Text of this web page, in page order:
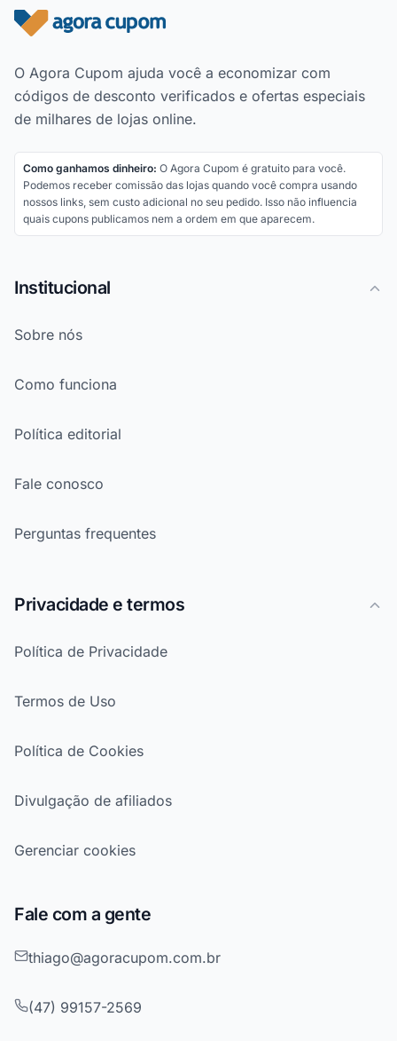
Rodapé do site
O Agora Cupom ajuda você a economizar com
códigos de desconto verificados e ofertas especiais
de milhares de lojas online.
Como ganhamos dinheiro: O Agora Cupom é gratuito para você.
Podemos receber comissão das lojas quando você compra usando
nossos links, sem custo adicional no seu pedido. Isso não influencia
quais cupons publicamos nem a ordem em que aparecem.
Institucional
Sobre nós
Como funciona
Política editorial
Fale conosco
Perguntas frequentes
Privacidade e termos
Política de Privacidade
Termos de Uso
Política de Cookies
Divulgação de afiliados
Gerenciar cookies
Fale com a gente
thiago@agoracupom.com.br
(47) 99157-2569